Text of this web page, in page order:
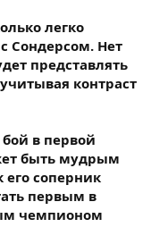
легко
Сондерсом. Нет
представлять
контраст
в первой
быть мудрым
соперник
первым в
чемпионом